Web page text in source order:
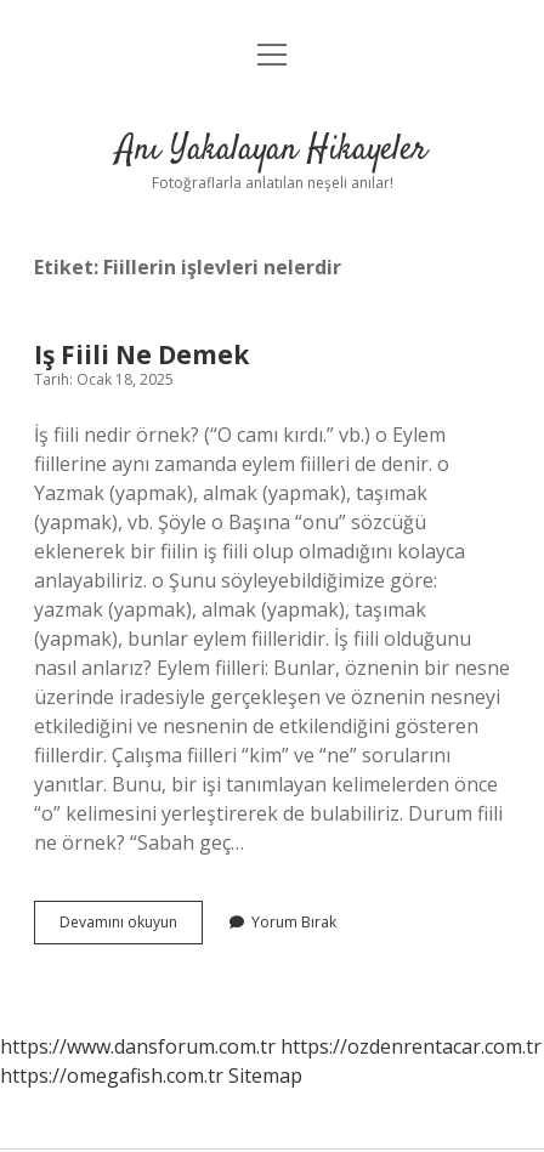
Anasayfa
Yasal Uyarı
menüyü
Anı Yakalayan Hikayeler
Fotoğraflarla anlatılan neşeli anılar!
Etiket: Fiillerin işlevleri nelerdir
Iş Fiili Ne Demek
Tarih: Ocak 18, 2025
İş fiili nedir örnek? (“O camı kırdı.” vb.) o Eylem
fiillerine aynı zamanda eylem fiilleri de denir. o
Yazmak (yapmak), almak (yapmak), taşımak
(yapmak), vb. Şöyle o Başına “onu” sözcüğü
eklenerek bir fiilin iş fiili olup olmadığını kolayca
anlayabiliriz. o Şunu söyleyebildiğimize göre:
yazmak (yapmak), almak (yapmak), taşımak
(yapmak), bunlar eylem fiilleridir. İş fiili olduğunu
nasıl anlarız? Eylem fiilleri: Bunlar, öznenin bir nesne
üzerinde iradesiyle gerçekleşen ve öznenin nesneyi
etkilediğini ve nesnenin de etkilendiğini gösteren
fiillerdir. Çalışma fiilleri “kim” ve “ne” sorularını
yanıtlar. Bunu, bir işi tanımlayan kelimelerden önce
“o” kelimesini yerleştirerek de bulabiliriz. Durum fiili
ne örnek? “Sabah geç…
Devamını okuyun
Fiili
Yorum Bırak
https://www.dansforum.com.tr https://ozdenrentacar.com.tr
https://omegafish.com.trSitemap